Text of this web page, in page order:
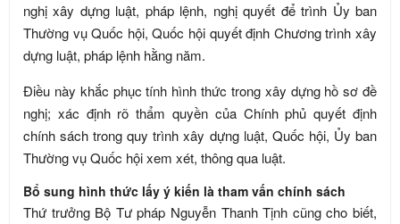
nghị xây dựng luật, pháp lệnh, nghị quyết để trình Ủy ban
Thường vụ Quốc hội, Quốc hội quyết định Chương trình xây
dựng luật, pháp lệnh hằng năm.
Điều này khắc phục tính hình thức trong xây dựng hồ sơ đề
nghị; xác định rõ thẩm quyền của Chính phủ quyết định
chính sách trong quy trình xây dựng luật, Quốc hội, Ủy ban
Thường vụ Quốc hội xem xét, thông qua luật.
Bổ sung hình thức lấy ý kiến là tham vấn chính sách
Thứ trưởng Bộ Tư pháp Nguyễn Thanh Tịnh cũng cho biết,